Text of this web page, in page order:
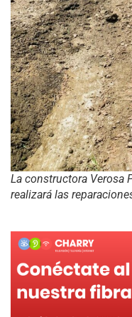
La constructora Verosa
realizará las